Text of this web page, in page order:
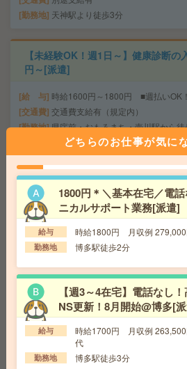
勤務地 天神駅より徒歩3分
【未経験OK！週1日～】健康診断の
円～[派遣]
給 与 時給1600円～1800円 ■週払いOK！
交通費 交通費支給有（規定内）
勤務地 県庁前・おもろまち・壺川駅から
【お試し短期OK！電話なし】車の4
入力[派遣]
給 与 時給1600円～1800円 ■週払いOK！
交通費
勤務地 県庁前・おもろまち・壺川駅から徒
給与即払いOK！高時給！平日休み
[派遣]
給 与 時給1150円
交通費 交通費支給有り
勤務地 宮崎神宮駅～徒歩10分 ※車通勤・
勤OK
どちらのお仕事が気に
1800円＊＼基本在宅／電
ニカルサポート業務[派遣]
給与 時給1800円 月収例 279,000
勤務地 博多駅徒歩2分
【週3～4在宅】電話なし
NS更新！8月開始@博多[
給与
時給1700円 月収例 263,500
代
勤務地 博多駅徒歩3分